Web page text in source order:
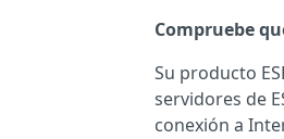
Compruebe
Su producto
servidores de
conexión a